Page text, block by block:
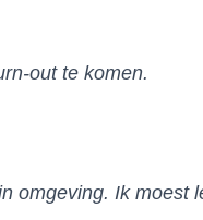
out te komen.
omgeving. Ik moest